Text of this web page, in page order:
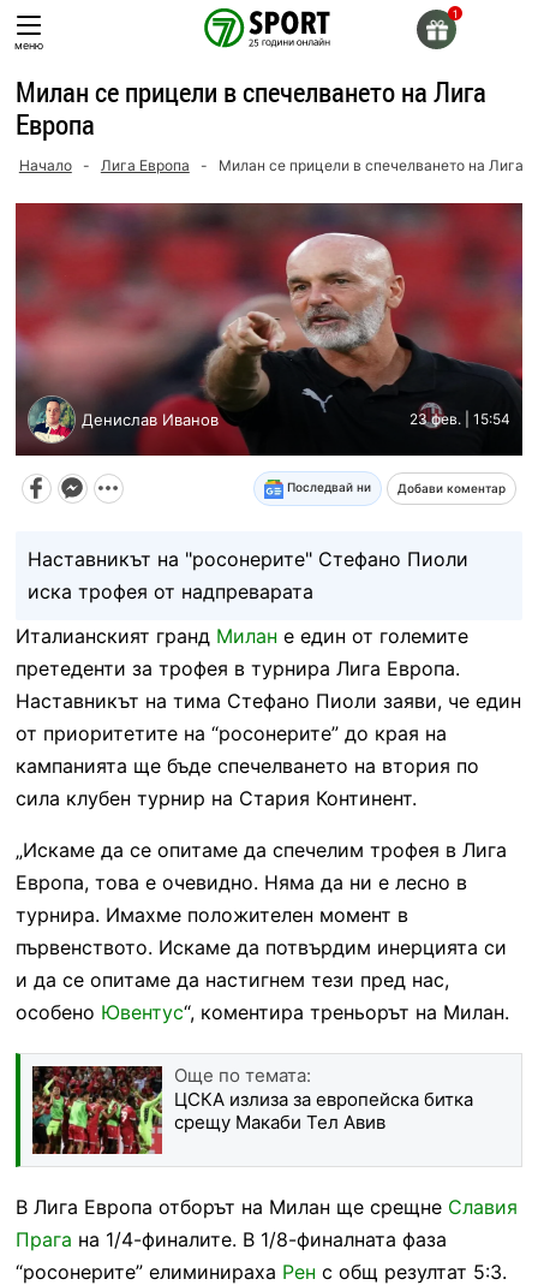
Skip
toменю
Милан се прицели в спечелването на Лига
Европа
Начало - Лига Европа - Милан се прицели в спечелването на Лига
Денислав Иванов 23 фев. | 15:54
Последвай ни Добави коментар
Наставникът на "росонерите" Стефано Пиоли
иска трофея от надпреварата
Италианският гранд Милан е един от големите
претеденти за трофея в турнира Лига Европа.
Наставникът на тима Стефано Пиоли заяви, че един
от приоритетите на “росонерите” до края на
кампанията ще бъде спечелването на втория по
сила клубен турнир на Стария Континент.
„Искаме да се опитаме да спечелим трофея в Лига
Европа, това е очевидно. Няма да ни е лесно в
турнира. Имахме положителен момент в
първенството. Искаме да потвърдим инерцията си
и да се опитаме да настигнем тези пред нас,
особено Ювентус“, коментира треньорът на Милан.
Още по темата:
ЦСКА излиза за европейска битка
срещу Макаби Тел Авив
В Лига Европа отборът на Милан ще срещне Славия
Прага на 1/4-финалите. В 1/8-финалната фаза
“росонерите” елиминираха Рен с общ резултат 5:3.